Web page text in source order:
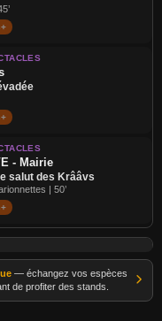
- Mairie
salut des Krââvs
| 50’
Les Bonasses
— échangez vos espèces
de profiter des stands.